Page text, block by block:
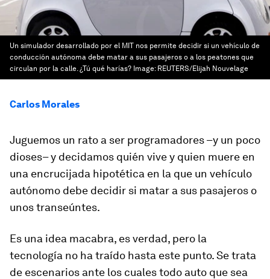
Un simulador desarrollado por el MIT nos permite decidir si un vehículo de
conducción autónoma debe matar a sus pasajeros o a los peatones que
circulan por la calle. ¿Tú qué harías? Image: REUTERS/Elijah Nouvelage
Carlos Morales
Juguemos un rato a ser programadores –y un poco
dioses– y decidamos quién vive y quien muere en
una encrucijada hipotética en la que un vehículo
autónomo debe decidir si matar a sus pasajeros o
unos transeúntes.
Es una idea macabra, es verdad, pero la
tecnología no ha traído hasta este punto. Se trata
de escenarios ante los cuales todo auto que sea